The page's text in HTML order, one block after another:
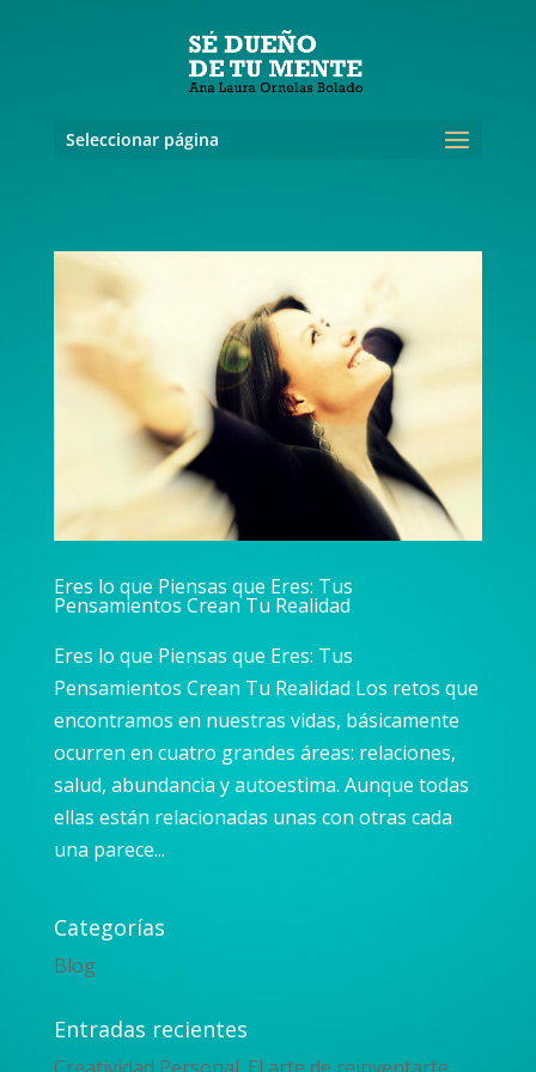
Seleccionar página
Eres lo que Piensas que Eres: Tus
Pensamientos Crean Tu Realidad
Eres lo que Piensas que Eres: Tus
Pensamientos Crean Tu Realidad Los retos que
encontramos en nuestras vidas, básicamente
ocurren en cuatro grandes áreas: relaciones,
salud, abundancia y autoestima. Aunque todas
ellas están relacionadas unas con otras cada
una parece...
Categorías
Blog
Entradas recientes